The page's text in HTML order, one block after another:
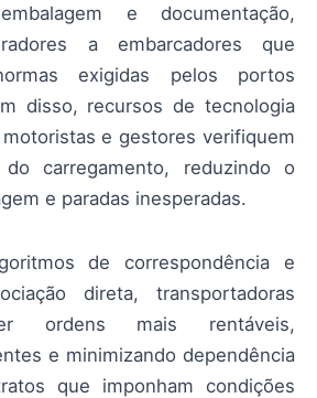
e documentação,
a embarcadores que
exigidas pelos portos
disso, recursos de tecnologia
e gestores verifiquem
carregamento, reduzindo o
e paradas inesperadas.
de correspondência e
direta, transportadoras
ordens mais rentáveis,
e minimizando dependência
que imponham condições